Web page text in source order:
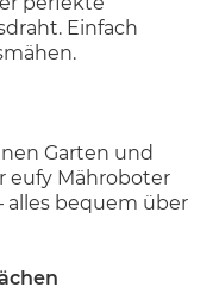
Einfach
Garten und
eufy Mähroboter
alles bequem über